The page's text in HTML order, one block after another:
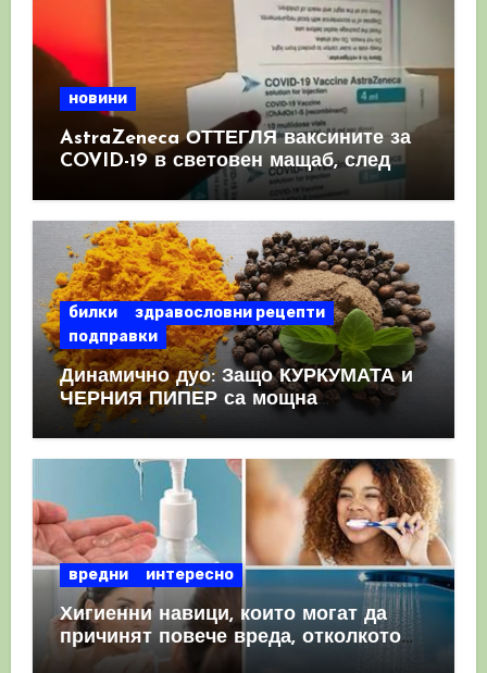
новини
AstraZeneca ОТТЕГЛЯ ваксините за
COVID-19 в световен мащаб, след
като призна, че те причиняват
КРЪВНИ съсиреци
билки
здравословни рецепти
подправки
Динамично дуо: Защо КУРКУМАТА и
ЧЕРНИЯ ПИПЕР са мощна
комбинация
вредни интересно
Хигиенни навици, които могат да
причинят повече вреда, отколкото
полза